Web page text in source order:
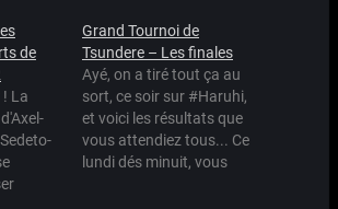
de
La
Grand Tournoi de
Tsundere – Les finales
Ayé, on a tiré tout ça au
sort, ce soir sur #Haruhi,
et voici les résultats que
vous attendiez tous... Ce
lundi dés minuit, vous